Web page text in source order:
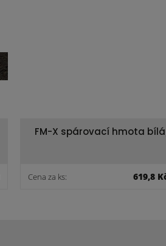
FM-X spárovací hmota
Cena za ks: 619,8